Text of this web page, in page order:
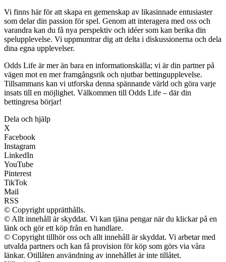
Vi finns här för att skapa en gemenskap av likasinnade entusiaster
som delar din passion för spel. Genom att interagera med oss och
varandra kan du få nya perspektiv och idéer som kan berika din
spelupplevelse. Vi uppmuntrar dig att delta i diskussionerna och dela
dina egna upplevelser.
Odds Life är mer än bara en informationskälla; vi är din partner på
vägen mot en mer framgångsrik och njutbar bettingupplevelse.
Tillsammans kan vi utforska denna spännande värld och göra varje
insats till en möjlighet. Välkommen till Odds Life – där din
bettingresa börjar!
Dela och hjälp
X
Facebook
Instagram
LinkedIn
YouTube
Pinterest
TikTok
Mail
RSS
© Copyright upprätthålls.
© Allt innehåll är skyddat. Vi kan tjäna pengar när du klickar på en
länk och gör ett köp från en handlare.
© Copyright tillhör oss och allt innehåll är skyddat. Vi arbetar med
utvalda partners och kan få provision för köp som görs via våra
länkar. Otillåten användning av innehållet är inte tillåtet.